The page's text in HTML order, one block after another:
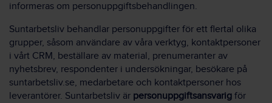
informeras om personuppgiftsbehandlingen.
Suntarbetsliv behandlar personuppgifter för ett flertal olika
grupper, såsom användare av våra verktyg, kontaktpersoner
i vårt CRM, beställare av material, prenumeranter av
nyhetsbrev, respondenter i undersökningar, besökare på
suntarbetsliv.se, medarbetare och kontaktpersoner hos
leverantörer. Suntarbetsliv är personuppgiftsansvarig för